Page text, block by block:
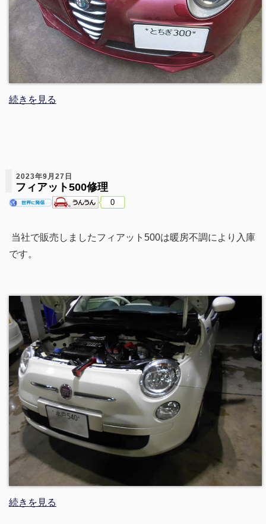
続きを見る
2023年9月27日
フィアット500修理
0
当社で販売しましたフィアット500は暖房不調により入庫
です。
続きを見る